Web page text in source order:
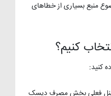
بسیاری از خطاهای
کنیم؟
کنید:
پنل فعلی بخش مصرف دیسک